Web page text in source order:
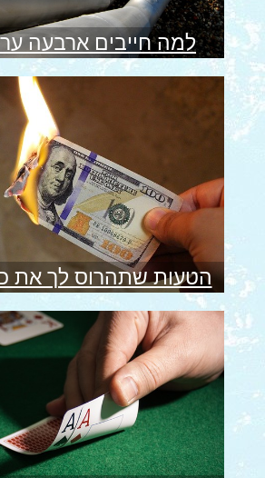
למה חייבים ארבעה
הטעות שתהרוס לך את